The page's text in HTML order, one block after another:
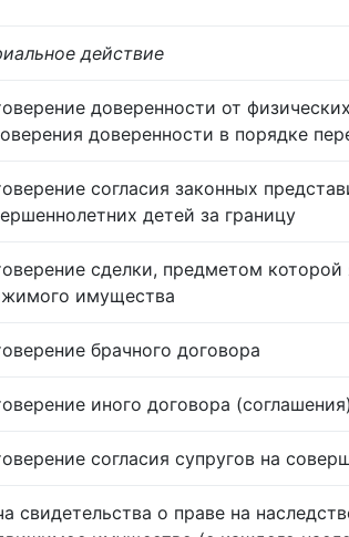
действие
доверенности от
доверенности в порядке
согласия законных
детей за границу
сделки, предметом которой
имущества
брачного договора
иного договора (соглашения)
согласия супругов на
свидетельства о праве на